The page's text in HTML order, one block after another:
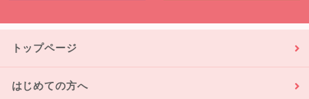
トップページ
はじめての方へ